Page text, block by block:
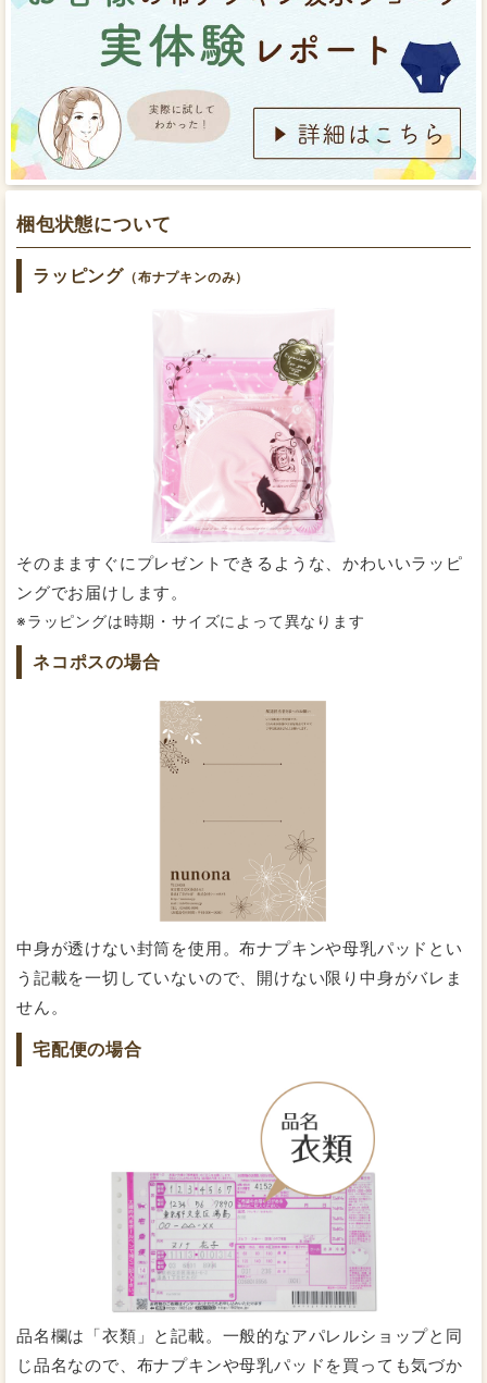
2020/05/30 投稿者：りすこさん
体があたたかいです。
つけていると、使い捨てナプキンにはない暖かさがあり
ます。冬に冷え性の人にはいいかもです。
洗濯もしやすいです。つけ置きもしておけば、ある程度
は落ちます。乾きも思っていたよりはやいです。今のと
ころ洗うのも面倒ではないので、これからも使っていこ
うと思います。
投稿者：オレンジのくまさん
おすすめレベル：★★★★★
安心感があります。
３D立体は、安心感があってとてもいいと思います。形も
サイズも、ちょうどいい感じです。布ナプキンにしてか
ら、そのあたたかい感じが心地よく、生理が来ても前の
ようなイヤな気分になりません。これからも使っていき
2020/04/01
おすすめレベル：★★★★★
生理多めの人はこのサイズがオススメです
たが、この布ナプキンはかぶれないです。
ただ、夏は暑くなるので、どうなるか分かりませんが
冬場は暖かくてとても重宝しています。
2020/03/23 投稿者：カサコさん
おすすめレベル：★★★★☆
シャーベットピンクがお洗濯のたびにかわいい
肌触りが優しいです。使い捨てナプキンを使用していた
時のイヤなニオイがなくなったのが驚きです。
やすいのですが、厚みがある分乾くのに時間がかかりま
日の当たる場所での室内干ししてます。
現在３月の乾燥の季節にこれだと、梅雨の頃どうなるの
かな。ちょっと気になります。
2020/03/19 投稿者：atamaさん
おすすめレベル： ★★★★☆
あたたかいし、つけていて心地よいです。
3Dなので分厚く、タイトな服だと形が見えてしまうの
で、着る服は選びますが、しっかり吸収してくれるので
起毛のある素材でずっと触れていたくなるほど柔らかく
幅広設計で漏れにくく安心
プキンよりも幅広にお作りしています。広くカバーして
くれるので漏れにくく安心です。
湿気は逃すのに水は逃さない特別な透湿防水布を採用し
ています。ムレにくいので快適に過ごすことができま
もっと詳しく知りたい方はこちら
持ち帰った布ナプキンをぬるま湯でもみ洗いして、ア
ルカリウォッシュを溶かした水に半日ほど浸け置きま
す。
浸け置きで汚れが落ちた布ナプキンをそのまま干す
か、洗濯機で洗ってから干せば、使用後のお手入れは
反対側の布ナプキンの羽部分をボタンで止めたら下着
を着けます。
もっと詳しく知りたい方はこちら
梱包状態について
ラッピング （布ナプキンのみ）
そのまますぐにプレゼントできるような、かわいいラッピ
ングでお届けします。
※ラッピングは時期・サイズによって異なります
ネコポスの場合
中身が透けない封筒を使用。布ナプキンや母乳パッドとい
う記載を一切していないので、開けない限り中身がバレま
せん。
宅配便の場合
品名欄は「衣類」と記載。一般的なアパレルショップと同
じ品名なので、布ナプキンや母乳パッドを買っても気づか